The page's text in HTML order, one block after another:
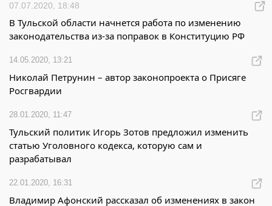
07.07.2020, 18:48
В Тульской области начнется работа по изменению
законодательства из-за поправок в Конституцию РФ
14.05.2020, 13:21
Николай Петрунин – автор законопроекта о Присяге
Росгвардии
28.01.2020, 11:47
Тульский политик Игорь Зотов предложил изменить
статью Уголовного кодекса, которую сам и
разрабатывал
22.01.2020, 16:31
Владимир Афонский рассказал об изменениях в закон